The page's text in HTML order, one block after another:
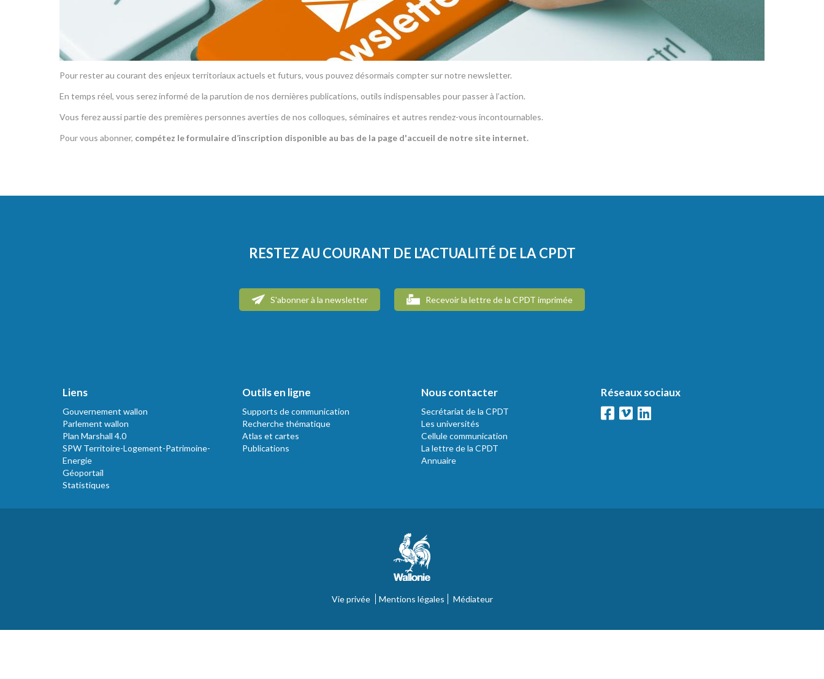
Pour rester au courant des enjeux territoriaux actuels et futurs, vous pouvez désormais compter sur notre newsletter.
En temps réel, vous serez informé de la parution de nos dernières publications, outils indispensables pour passer à l’action.
Vous ferez aussi partie des premières personnes averties de nos colloques, séminaires et autres rendez-vous incontournables.
Pour vous abonner, compétez le formulaire d’inscription disponible au bas de la page d'accueil de notre site internet.
RESTEZ AU COURANT DE L'ACTUALITÉ DE LA CPDT
S'abonner à la newsletter Recevoir la lettre de la CPDT imprimée
Liens
Gouvernement wallon
Parlement wallon
Plan Marshall 4.0
SPW Territoire-Logement-Patrimoine-
Energie
Géoportail
Statistiques
Outils en ligne
Supports de communication
Recherche thématique
Atlas et cartes
Publications
Nous contacter
Secrétariat de la CPDT
Les universités
Cellule communication
La lettre de la CPDT
Annuaire
Réseaux sociaux
Vie privée Mentions légales Médiateur